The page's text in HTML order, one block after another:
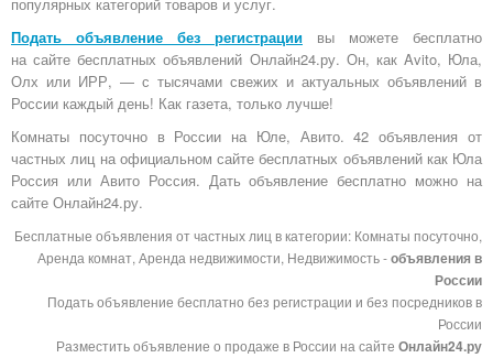
Подать объявление без регистрации вы можете бесплатно
насайте бесплатных объявлений Онлайн24.ру. Он, как Avito, Юла,
Олх или ИРР, — с тысячами свежих и актуальных объявлений в
России каждый день! Как газета, только лучше!
Комнаты посуточно в России на Юле, Авито. 42 объявления от
частных лиц на официальном сайте бесплатных объявлений как Юла
Россия или Авито Россия. Дать объявление бесплатно можно на
сайте Онлайн24.ру.
Бесплатные объявления от частных лиц в категории: Комнаты посуточно,
Аренда комнат, Аренда недвижимости, Недвижимость -объявления в
России
Подать объявление бесплатно без регистрации и без посредников в
России
Разместить объявление о продаже в России на сайте Онлайн24.ру